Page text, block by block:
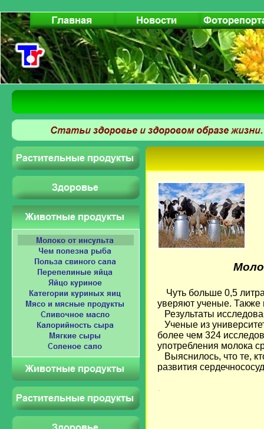
Чуть больше 0,5
уверяют ученые. Также
Результаты
Ученые из
более чем 324
употребления молока
Выяснилось, что те,
развития